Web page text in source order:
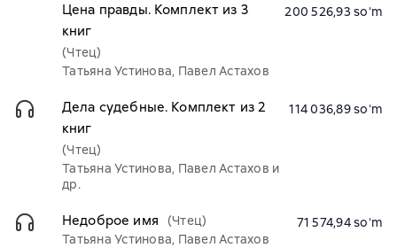
Цена правды. Комплект из 3
книг
(Чтец)
Татьяна Устинова, Павел Астахов
200 526,93 soʻm
Дела судебные. Комплект из 2
книг
(Чтец)
Татьяна Устинова, Павел Астахов и
др.
114 036,89 soʻm
Недоброе имя
(Чтец)
Татьяна Устинова, Павел Астахов
71 574,94 soʻm